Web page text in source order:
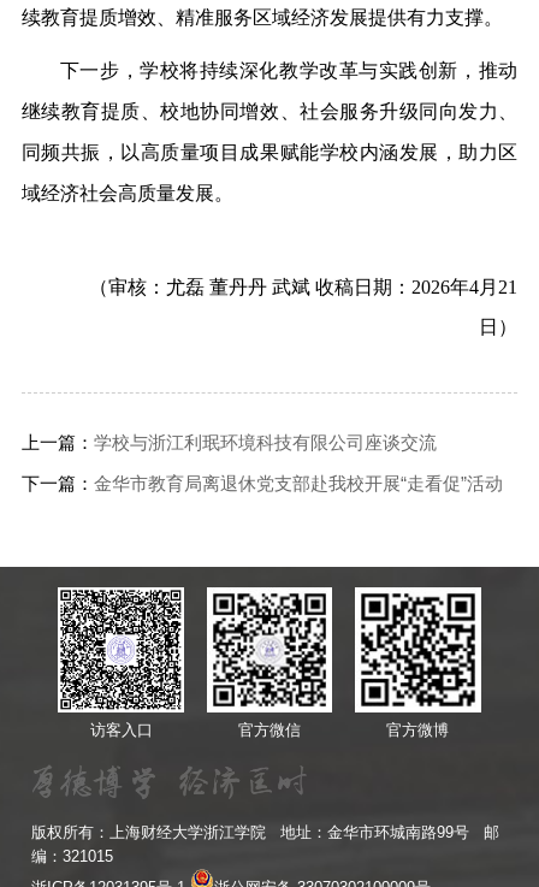
续教育提质增效、精准服务区域经济发展提供有力支撑。
下一步，学校将持续深化教学改革与实践创新，推动
继续教育提质、校地协同增效、社会服务升级同向发力、
同频共振，以高质量项目成果赋能学校内涵发展，助力区
域经济社会高质量发展。
（审核：尤磊 董丹丹 武斌 收稿日期：2026年4月21
日）
上一篇： 学校与浙江利珉环境科技有限公司座谈交流
下一篇： 金华市教育局离退休党支部赴我校开展“走看促”活动
访客入口 官方微信 官方微博
版权所有：上海财经大学浙江学院 地址：金华市环城南路99号 邮
编：321015